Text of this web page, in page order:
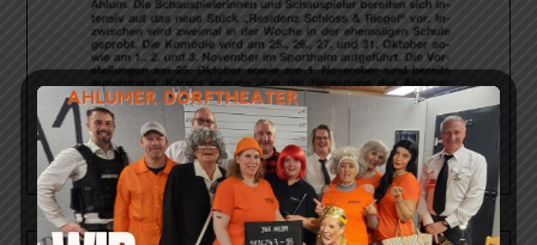
FEEDBACK UNSERER GÄSTE